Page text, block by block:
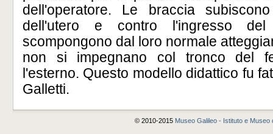
dell'operatore. Le braccia
dell'utero e contro l'ingresso
scompongono dal loro normale
non si impegnano col tronco del
l'esterno. Questo modello didattico fu
Galletti.
© 2010-2015 Museo Galileo - Istituto e Museo